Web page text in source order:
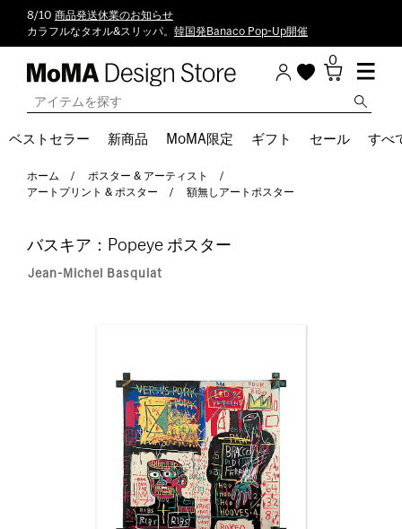
8/10 商品発送休業のお知らせ
カラフルなタオル&スリッパ。 韓国発Banaco Pop-Up開催
0
ベストセラー 新商品 MoMA限定 ギフト セール すべ
ホーム
ポスター & アーティスト
アートプリント & ポスター
額無しアートポスター
バスキア：Popeye ポスター
Jean-Michel Basquiat